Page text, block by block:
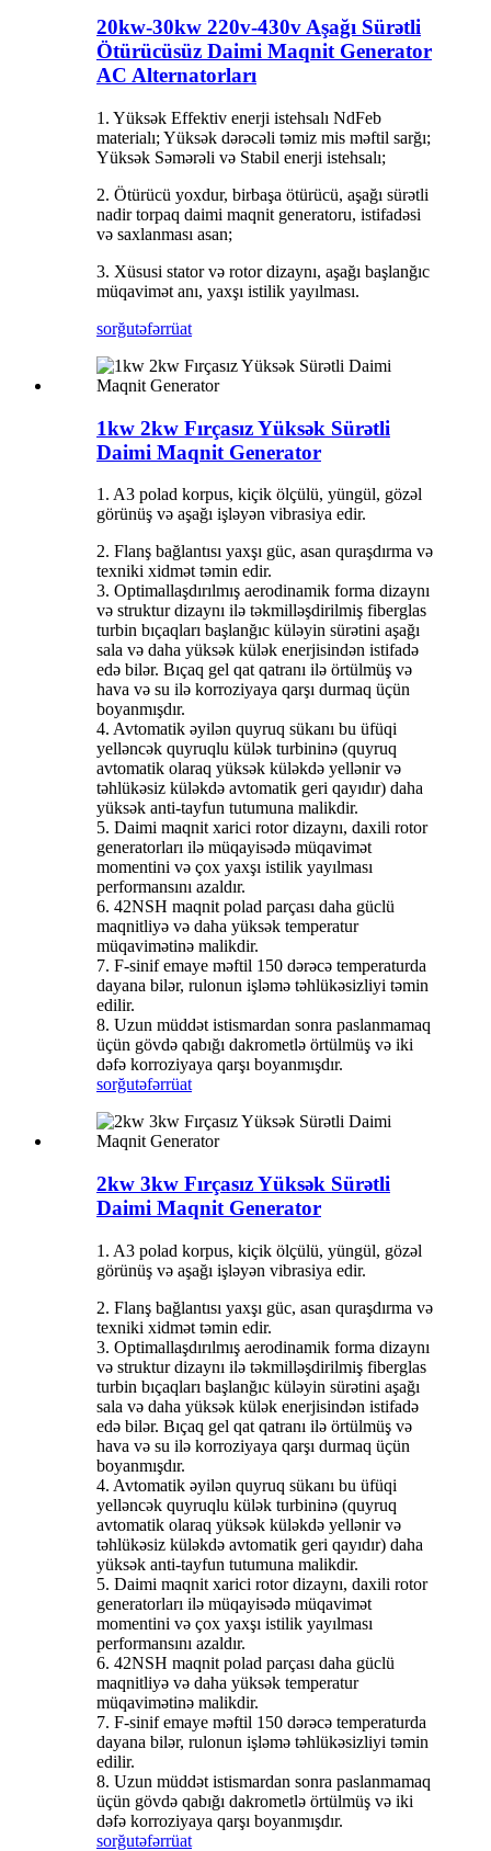
20kw-30kw 220v-430v Aşağı Sürətli
Ötürücüsüz Daimi Maqnit Generator
AC Alternatorları
1. Yüksək Effektiv enerji istehsalı NdFeb
materialı; Yüksək dərəcəli təmiz mis məftil sarğı;
Yüksək Səmərəli və Stabil enerji istehsalı;
2. Ötürücü yoxdur, birbaşa ötürücü, aşağı sürətli
nadir torpaq daimi maqnit generatoru, istifadəsi
və saxlanması asan;
3. Xüsusi stator və rotor dizaynı, aşağı başlanğıc
müqavimət anı, yaxşı istilik yayılması.
sorğutəfərrüat
1kw 2kw Fırçasız Yüksək Sürətli
Daimi Maqnit Generator
1. A3 polad korpus, kiçik ölçülü, yüngül, gözəl
görünüş və aşağı işləyən vibrasiya edir.
2. Flanş bağlantısı yaxşı güc, asan quraşdırma və
texniki xidmət təmin edir.
3. Optimallaşdırılmış aerodinamik forma dizaynı
və struktur dizaynı ilə təkmilləşdirilmiş fiberglas
turbin bıçaqları başlanğıc küləyin sürətini aşağı
sala və daha yüksək külək enerjisindən istifadə
edə bilər. Bıçaq gel qat qatranı ilə örtülmüş və
hava və su ilə korroziyaya qarşı durmaq üçün
boyanmışdır.
4. Avtomatik əyilən quyruq sükanı bu üfüqi
yelləncək quyruqlu külək turbininə (quyruq
avtomatik olaraq yüksək küləkdə yellənir və
təhlükəsiz küləkdə avtomatik geri qayıdır) daha
yüksək anti-tayfun tutumuna malikdir.
5. Daimi maqnit xarici rotor dizaynı, daxili rotor
generatorları ilə müqayisədə müqavimət
momentini və çox yaxşı istilik yayılması
performansını azaldır.
6. 42NSH maqnit polad parçası daha güclü
maqnitliyə və daha yüksək temperatur
müqavimətinə malikdir.
7. F-sinif emaye məftil 150 dərəcə temperaturda
dayana bilər, rulonun işləmə təhlükəsizliyi təmin
edilir.
8. Uzun müddət istismardan sonra paslanmamaq
üçün gövdə qabığı dakrometlə örtülmüş və iki
dəfə korroziyaya qarşı boyanmışdır.
sorğutəfərrüat
2kw 3kw Fırçasız Yüksək Sürətli
Daimi Maqnit Generator
1. A3 polad korpus, kiçik ölçülü, yüngül, gözəl
görünüş və aşağı işləyən vibrasiya edir.
2. Flanş bağlantısı yaxşı güc, asan quraşdırma və
texniki xidmət təmin edir.
3. Optimallaşdırılmış aerodinamik forma dizaynı
və struktur dizaynı ilə təkmilləşdirilmiş fiberglas
turbin bıçaqları başlanğıc küləyin sürətini aşağı
sala və daha yüksək külək enerjisindən istifadə
edə bilər. Bıçaq gel qat qatranı ilə örtülmüş və
hava və su ilə korroziyaya qarşı durmaq üçün
boyanmışdır.
4. Avtomatik əyilən quyruq sükanı bu üfüqi
yelləncək quyruqlu külək turbininə (quyruq
avtomatik olaraq yüksək küləkdə yellənir və
təhlükəsiz küləkdə avtomatik geri qayıdır) daha
yüksək anti-tayfun tutumuna malikdir.
5. Daimi maqnit xarici rotor dizaynı, daxili rotor
generatorları ilə müqayisədə müqavimət
momentini və çox yaxşı istilik yayılması
performansını azaldır.
6. 42NSH maqnit polad parçası daha güclü
maqnitliyə və daha yüksək temperatur
müqavimətinə malikdir.
7. F-sinif emaye məftil 150 dərəcə temperaturda
dayana bilər, rulonun işləmə təhlükəsizliyi təmin
edilir.
8. Uzun müddət istismardan sonra paslanmamaq
üçün gövdə qabığı dakrometlə örtülmüş və iki
dəfə korroziyaya qarşı boyanmışdır.
sorğutəfərrüat